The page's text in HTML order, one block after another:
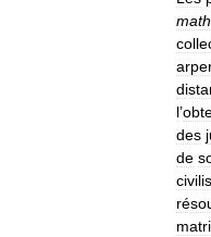
l’
des
de